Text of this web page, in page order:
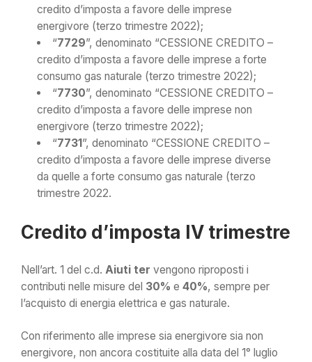
credito d’imposta a favore delle imprese
energivore (terzo trimestre 2022);
“7729”, denominato “CESSIONE CREDITO –
credito d’imposta a favore delle imprese a forte
consumo gas naturale (terzo trimestre 2022);
“7730”, denominato “CESSIONE CREDITO –
credito d’imposta a favore delle imprese non
energivore (terzo trimestre 2022);
“7731”, denominato “CESSIONE CREDITO –
credito d’imposta a favore delle imprese diverse
da quelle a forte consumo gas naturale (terzo
trimestre 2022.
Credito d’imposta IV trimestre
Nell’art. 1 del c.d. Aiuti ter vengono riproposti i
contributi nelle misure del 30% e 40%, sempre per
l’acquisto di energia elettrica e gas naturale.
Con riferimento alle imprese sia energivore sia non
energivore, non ancora costituite alla data del 1° luglio